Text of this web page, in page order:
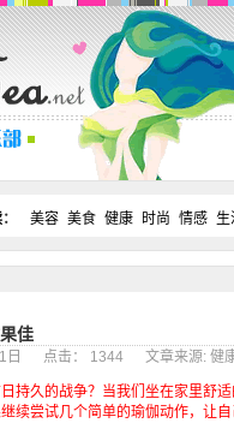
： 美容 美食 健康 时尚 情感 生
佳
日 点击： 1344 文章来源: 健
久的战争？当我们坐在家里舒适
续尝试几个简单的瑜伽动作，让